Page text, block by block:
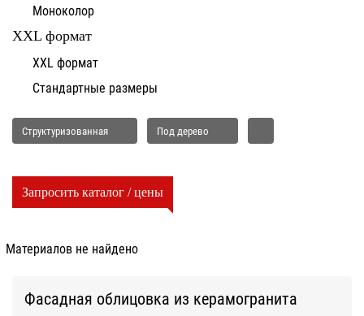
Моноколор
XXL формат
XXL формат
Стандартные размеры
Структуризованная Под дерево
Запросить каталог / цены
Материалов не найдено
Фасадная облицовка из керамогранита